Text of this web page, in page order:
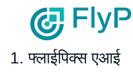
1. फ्लाईपिक्स एआई